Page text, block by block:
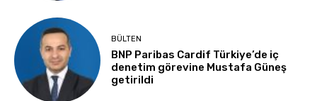
BÜLTEN
BNP Paribas Cardif Türkiye’de iç
denetim görevine Mustafa Güneş
getirildi